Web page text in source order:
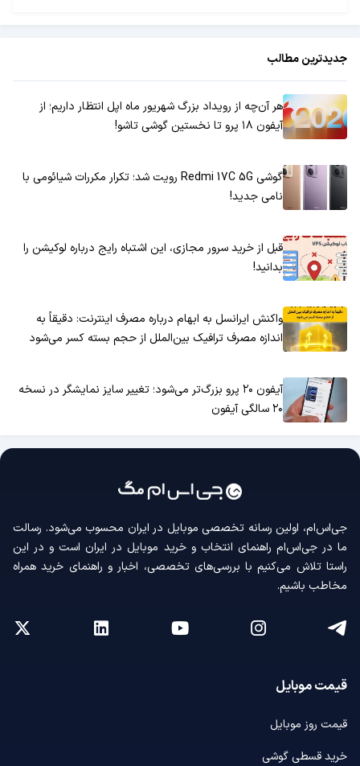
جدیدترین مطالب
هر آن‌چه از رویداد بزرگ شهریور ماه اپل انتظار داریم؛ از
آیفون ۱۸ پرو تا نخستین گوشی تاشو!
گوشی Redmi 17C 5G رویت شد؛ تکرار مکررات شیائومی با
نامی جدید!
قبل از خرید سرور مجازی، این اشتباه رایج درباره لوکیشن را
بدانید!
واکنش ایرانسل به ابهام درباره مصرف اینترنت: دقیقاً به
اندازه مصرف ترافیک بین‌الملل از حجم بسته کسر می‌شود
آیفون ۲۰ پرو بزرگ‌تر می‌شود؛ تغییر سایز نمایشگر در نسخه
۲۰ سالگی آیفون
جی‌اس‌ام، اولین رسانه‌ تخصصی موبایل در ایران محسوب می‌شود. رسالت
ما در جی‌اس‌ام راهنمای انتخاب و خرید موبایل در ایران است و در این
راستا تلاش می‌کنیم با بررسی‌های تخصصی، اخبار و راهنمای خرید همراه
مخاطب باشیم.
قیمت موبایل
قیمت روز موبایل
خرید قسطی گوشی